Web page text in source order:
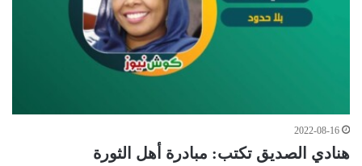
2022-08-16
هنادي الصديق تكتب: مبادرة أهل الثورة